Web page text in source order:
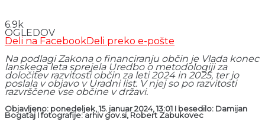
6.9k
OGLEDOV
Deli na FacebookDeli preko e-pošte
Na podlagi Zakona o financiranju občin je Vlada konec
lanskega leta sprejela Uredbo o metodologiji za
določitev razvitosti občin za leti 2024 in 2025, ter jo
poslala v objavo v Uradni list. V njej so po razvitosti
razvrščene vse občine v državi.
Objavljeno: ponedeljek, 15. januar 2024, 13:01 I besedilo: Damijan
Bogataj I fotografije: arhiv gov.si, Robert Zabukovec